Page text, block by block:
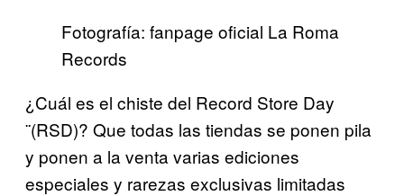
Fotografía: fanpage oficial La Roma
Records
¿Cuál es el chiste del Record Store Day
¨(RSD)? Que todas las tiendas se ponen pila
y ponen a la venta varias ediciones
especiales y rarezas exclusivas limitadas